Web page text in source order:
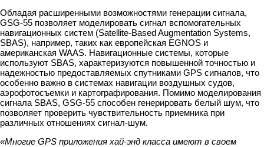
Обладая расширенными возможностями генерации сигнала,
GSG-55 позволяет моделировать сигнал вспомогательных
навигационных систем (Satellite-Based Augmentation Systems,
SBAS), например, таких как европейская EGNOS и
американская WAAS. Навигационные системы, которые
используют SBAS, характеризуются повышенной точностью и
надежностью предоставляемых спутниками GPS сигналов, что
особенно важно в системах навигации воздушных судов,
аэрофотосъемки и картографирования. Помимо моделирования
сигнала SBAS, GSG-55 способен генерировать белый шум, что
позволяет проверить чувствительность приемника при
различных отношениях сигнал-шум.
«Многие GPS приложения хай-энд класса имеют в своем